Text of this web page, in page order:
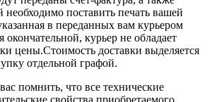
необходимо поставить печать вашей
в переданных вам курьером
окончательной, курьер не обладает
цены.Стоимость доставки выделяется
отдельной графой.
помнить, что все технические